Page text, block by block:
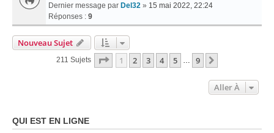
Dernier message par Del32 » 15 mai 2022, 22:24
Réponses : 9
Nouveau Sujet
211 Sujets Page 1Sur
1 2 3 4 5 9
Aller À
QUI EST EN LIGNE